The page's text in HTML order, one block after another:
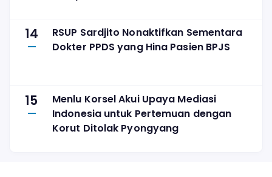
14
RSUP Sardjito Nonaktifkan Sementara
Dokter PPDS yang Hina Pasien BPJS
15
Menlu Korsel Akui Upaya Mediasi
Indonesia untuk Pertemuan dengan
Korut Ditolak Pyongyang